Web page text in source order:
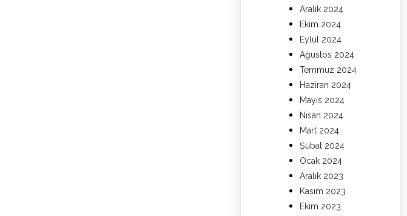
Aralık 2024
Ekim 2024
Eylül 2024
Ağustos 2024
Temmuz 2024
Haziran 2024
Mayıs 2024
Nisan 2024
Mart 2024
Şubat 2024
Ocak 2024
Aralık 2023
Kasım 2023
Ekim 2023